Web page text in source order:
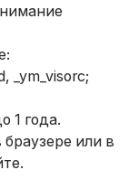
_ym_visorc;
1 года.
или в